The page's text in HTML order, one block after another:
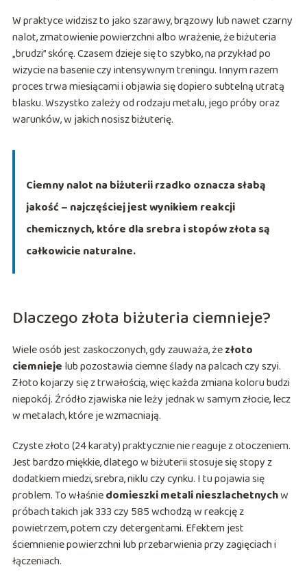
W praktyce widzisz to jako szarawy, brązowy lub nawet czarny
nalot, zmatowienie powierzchni albo wrażenie, że biżuteria
„brudzi” skórę. Czasem dzieje się to szybko, na przykład po
wizycie na basenie czy intensywnym treningu. Innym razem
proces trwa miesiącami i objawia się dopiero subtelną utratą
blasku. Wszystko zależy od rodzaju metalu, jego próby oraz
warunków, w jakich nosisz biżuterię.
Ciemny nalot na biżuterii rzadko oznacza słabą
jakość – najczęściej jest wynikiem reakcji
chemicznych, które dla srebra i stopów złota są
całkowicie naturalne.
Dlaczego złota biżuteria ciemnieje?
Wiele osób jest zaskoczonych, gdy zauważa, żezłoto
ciemnieje lub pozostawia ciemne ślady na palcach czy szyi.
Złoto kojarzy się z trwałością, więc każda zmiana koloru budzi
niepokój. Źródło zjawiska nie leży jednak w samym złocie, lecz
w metalach, które je wzmacniają.
Czyste złoto (24 karaty) praktycznie nie reaguje z otoczeniem.
Jest bardzo miękkie, dlatego w biżuterii stosuje się stopy z
dodatkiem miedzi, srebra, niklu czy cynku. I tu pojawia się
problem. To właśniedomieszki metali nieszlachetnychw
próbach takich jak 333 czy 585 wchodzą w reakcję z
powietrzem, potem czy detergentami. Efektem jest
ściemnienie powierzchni lub przebarwienia przy zagięciach i
łączeniach.